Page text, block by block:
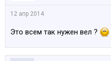
12 апр 2014
Это всем так нужен вел ?